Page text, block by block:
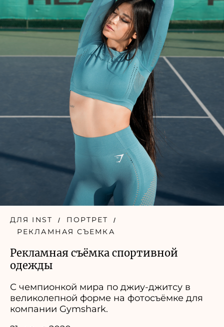
ДЛЯ INST
ПОРТРЕТ
РЕКЛАМНАЯ СЪЕМКА
Рекламная съёмка спортивной
одежды
С чемпионкой мира по джиу-джитсу в
великолепной форме на фотосъёмке для
компании Gymshark.